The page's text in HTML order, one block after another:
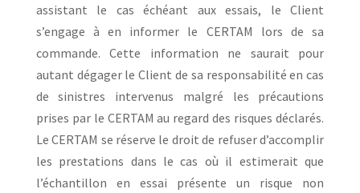
assistant le cas échéant aux essais, le Client
s’engage à en informer le CERTAM lors de sa
commande. Cette information ne saurait pour
autant dégager le Client de sa responsabilité en cas
de sinistres intervenus malgré les précautions
prises par le CERTAM au regard des risques déclarés.
Le CERTAM se réserve le droit de refuser d’accomplir
les prestations dans le cas où il estimerait que
l’échantillon en essai présente un risque non